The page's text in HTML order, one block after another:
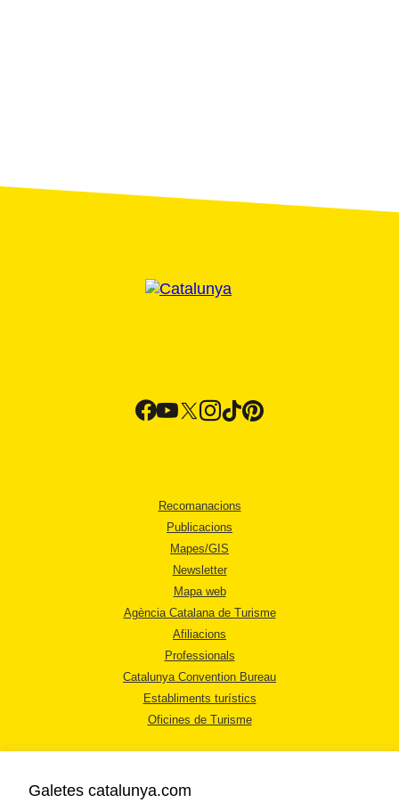
Recomanacions
Publicacions
Mapes/GIS
Newsletter
Mapa web
Agència Catalana de Turisme
Afiliacions
Professionals
Catalunya Convention Bureau
Establiments turístics
Oficines de Turisme
Galetes catalunya.com